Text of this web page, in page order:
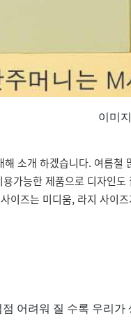
이미
소개 하겠습니다. 여름
가능한 제품으로 디자인
이즈는 미디움, 라지 사이
어려워 질 수록 우리가